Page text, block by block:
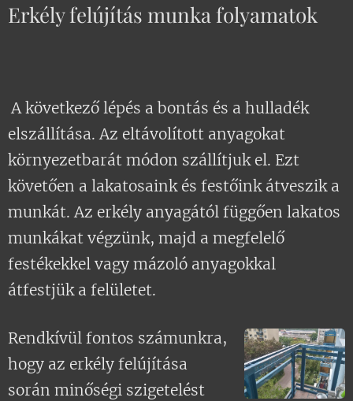
Erkély felújítás munka folyamatok
A következő lépés a bontás és a hulladék
elszállítása. Az eltávolított anyagokat
környezetbarát módon szállítjuk el. Ezt
követően a lakatosaink és festőink átveszik a
munkát. Az erkély anyagától függően lakatos
munkákat végzünk, majd a megfelelő
festékekkel vagy mázoló anyagokkal
átfestjük a felületet.
Rendkívül fontos számunkra,
hogy az erkély felújítása
során minőségi szigetelést